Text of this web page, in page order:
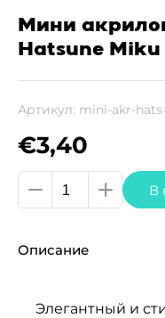
Мини
Hatsune Miku
Артикул: mini-akr-
€3,40
Количество
товара
акриловая
Hatsune
В
Описание
Элегантный и